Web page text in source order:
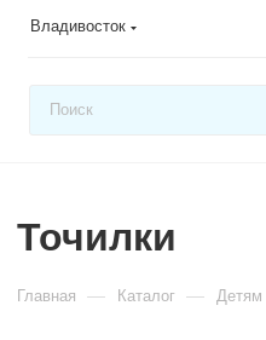
Владивосток
Точилки
Главная — Каталог — Детям